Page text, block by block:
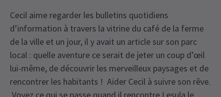
Cecil aime regarder les bulletins quotidiens
d’information à travers la vitrine du café de la ferme
de la ville et un jour, il y avait un article sur son parc
local : quelle aventure ce serait de jeter un coup d’œil
lui-même, de découvrir les merveilleux paysages et de
rencontrer les habitants ! Aider Cecil à suivre son rêve.